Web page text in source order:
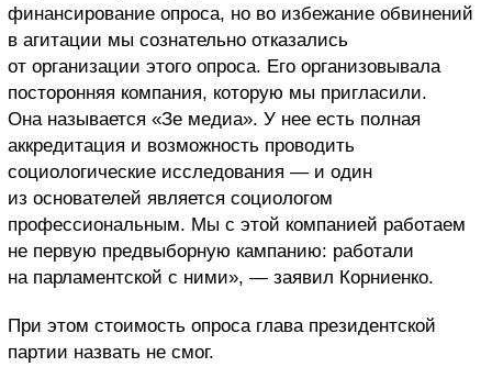
финансирование опроса, но во избежание обвинений
в агитации мы сознательно отказались
от организации этого опроса. Его организовывала
посторонняя компания, которую мы пригласили.
Она называется «Зе медиа». У нее есть полная
аккредитация и возможность проводить
социологические исследования — и один
из основателей является социологом
профессиональным. Мы с этой компанией работаем
не первую предвыборную кампанию: работали
на парламентской с ними», — заявил Корниенко.
При этом стоимость опроса глава президентской
партии назвать не смог.